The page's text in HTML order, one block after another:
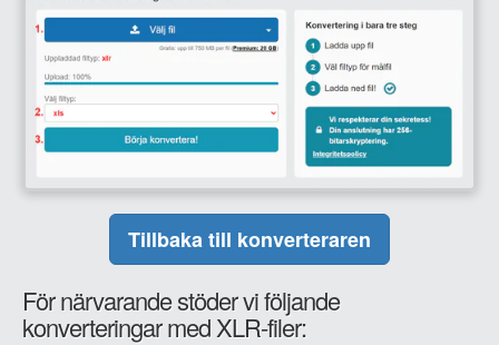
Tillbaka till konverteraren
För närvarande stöder vi följande
konverteringar med XLR-filer: